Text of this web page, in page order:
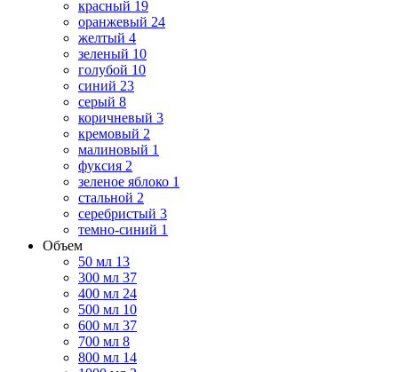
красный 19
оранжевый 24
желтый 4
зеленый 10
голубой 10
синий 23
серый 8
коричневый 3
кремовый 2
малиновый 1
фуксия 2
зеленое яблоко 1
стальной 2
серебристый 3
темно-синий 1
Объем
50 мл 13
300 мл 37
400 мл 24
500 мл 10
600 мл 37
700 мл 8
800 мл 14